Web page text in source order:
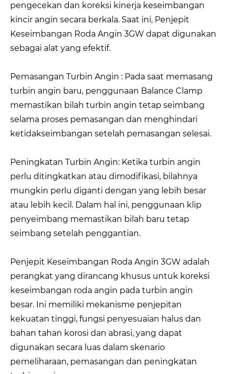
pengecekan dan koreksi kinerja keseimbangan
kincir angin secara berkala. Saat ini, Penjepit
Keseimbangan Roda Angin 3GW dapat digunakan
sebagai alat yang efektif.
Pemasangan Turbin Angin : Pada saat memasang
turbin angin baru, penggunaan Balance Clamp
memastikan bilah turbin angin tetap seimbang
selama proses pemasangan dan menghindari
ketidakseimbangan setelah pemasangan selesai.
Peningkatan Turbin Angin: Ketika turbin angin
perlu ditingkatkan atau dimodifikasi, bilahnya
mungkin perlu diganti dengan yang lebih besar
atau lebih kecil. Dalam hal ini, penggunaan klip
penyeimbang memastikan bilah baru tetap
seimbang setelah penggantian.
Penjepit Keseimbangan Roda Angin 3GW adalah
perangkat yang dirancang khusus untuk koreksi
keseimbangan roda angin pada turbin angin
besar. Ini memiliki mekanisme penjepitan
kekuatan tinggi, fungsi penyesuaian halus dan
bahan tahan korosi dan abrasi, yang dapat
digunakan secara luas dalam skenario
pemeliharaan, pemasangan dan peningkatan